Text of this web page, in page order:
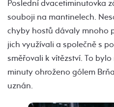
Poslední dvacetiminutovka
souboji na mantinelech.
chyby hostů dávaly mnoho
jich využívali a společně s
směřovali k vítězství. To
minuty ohroženo gólem
uznán.